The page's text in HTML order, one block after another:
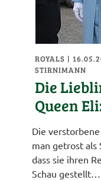
ROYALS |
STIRNIMANN
Die
Queen
Die
man getrost als
dass sie ihren
Schau gestellt…